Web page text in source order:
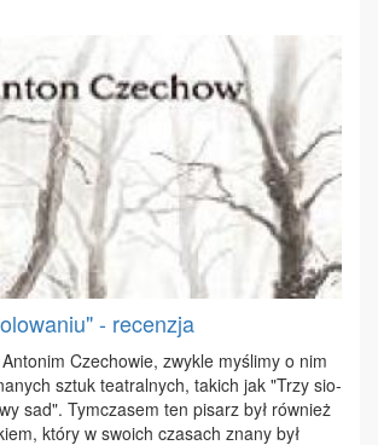
- recenzja
Cze­cho­wie, zwy­kle my­śli­my o nim
sztuk te­atral­nych, ta­kich jak "Trzy sio­
sad". Tym­cza­sem ten pi­sarz był rów­nież
któ­ry w swo­ich cza­sach zna­ny był